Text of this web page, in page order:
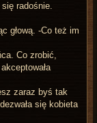
radośnie.
głową. -Co też im
Co zrobić,
zaraz byś tak
się kobieta